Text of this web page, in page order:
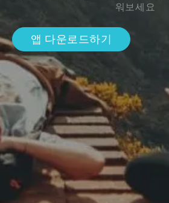
워보세요
앱 다운로드하기